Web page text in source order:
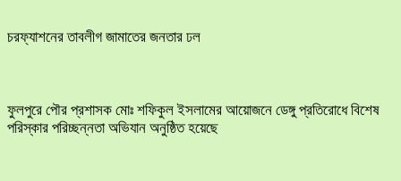
চরফ্যাশনের তাবলীগ জামাতের জনতার ঢল
ফুলপুরে পৌর প্রশাসক মোঃ শফিকুল ইসলামের আয়োজনে ডেঙ্গু প্রতিরোধে বিশেষ
পরিস্কার পরিচ্ছন্নতা অভিযান অনুষ্ঠিত হয়েছে